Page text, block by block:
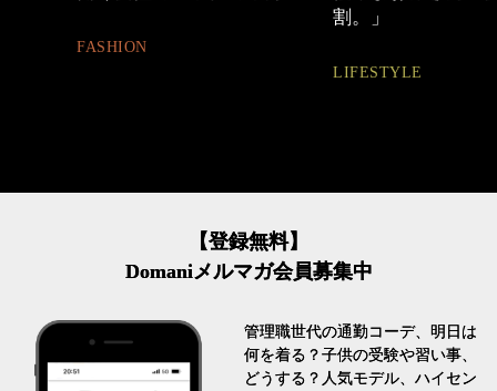
ュアル通勤】
FASHION
【登録無料】
Domaniメルマガ会員募集中
管理職世代の通勤コーデ、明日は
何を着る？子供の受験や習い事、
どうする？人気モデル、ハイセン